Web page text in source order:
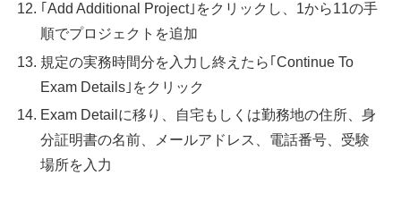
｢Add Additional Project｣をクリックし、1から11の手
順でプロジェクトを追加
規定の実務時間分を入力し終えたら｢Continue To
Exam Details｣をクリック
Exam Detailに移り、自宅もしくは勤務地の住所、身
分証明書の名前、メールアドレス、電話番号、受験
場所を入力